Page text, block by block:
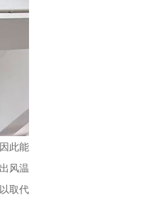
此能
风温
取代